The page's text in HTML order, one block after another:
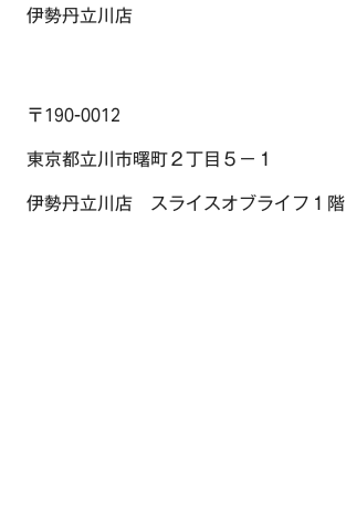
伊勢丹立川店
〒190-0012
東京都立川市曙町２丁目５−１
伊勢丹立川店 スライスオブライフ１階